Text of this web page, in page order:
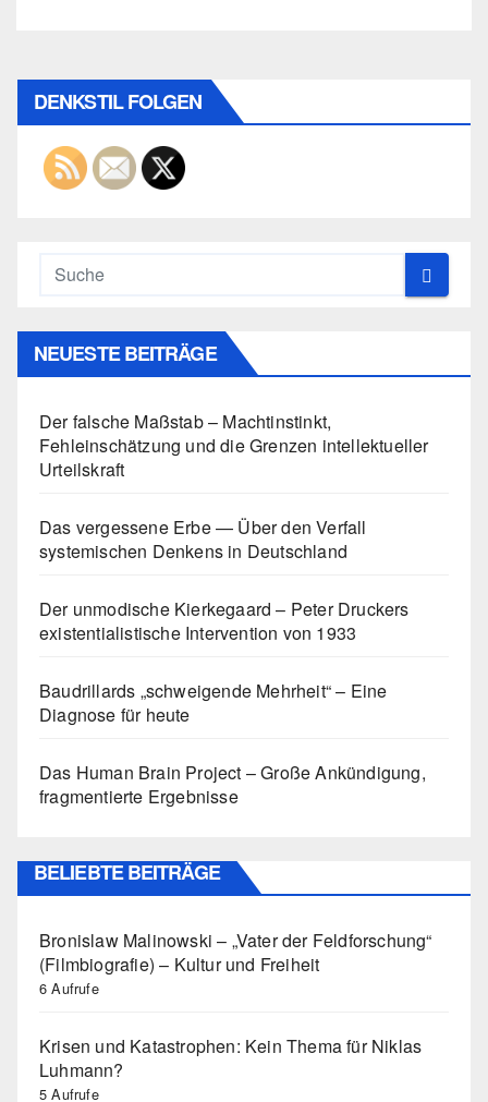
DENKSTIL FOLGEN
NEUESTE BEITRÄGE
Der falsche Maßstab – Machtinstinkt,
Fehleinschätzung und die Grenzen intellektueller
Urteilskraft
Das vergessene Erbe — Über den Verfall
systemischen Denkens in Deutschland
Der unmodische Kierkegaard – Peter Druckers
existentialistische Intervention von 1933
Baudrillards „schweigende Mehrheit“ – Eine
Diagnose für heute
Das Human Brain Project – Große Ankündigung,
fragmentierte Ergebnisse
BELIEBTE BEITRÄGE
Bronislaw Malinowski – „Vater der Feldforschung“
(Filmbiografie) – Kultur und Freiheit
6 Aufrufe
Krisen und Katastrophen: Kein Thema für Niklas
Luhmann?
5 Aufrufe